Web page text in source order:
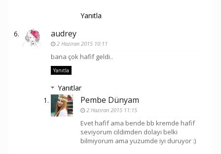
Yanıtla
audrey
2 Haziran 2015 10:11
bana çok hafif geldi..
Yanıtla
Yanıtlar
Pembe Dünyam
2 Haziran 2015 11:15
Evet hafif ama bende bb kremde hafif
seviyorum cildimden dolayı belki
bilmiyorum ama yuzumde iyi duruyor :)